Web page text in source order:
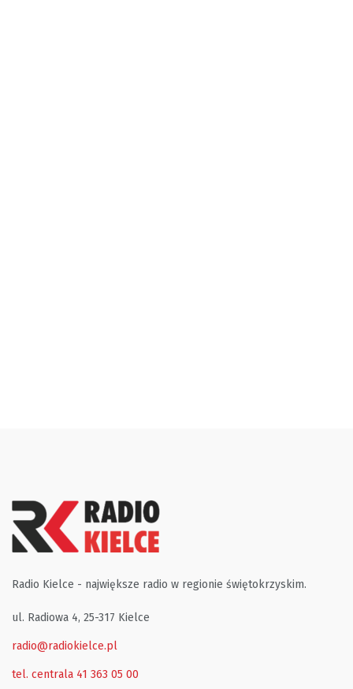
Radio Kielce - największe radio w regionie świętokrzyskim.
ul. Radiowa 4, 25-317 Kielce
radio@radiokielce.pl
tel. centrala 41 363 05 00